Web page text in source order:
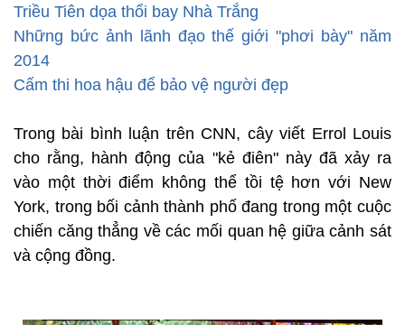
Triều Tiên dọa thổi bay Nhà Trắng
Những bức ảnh lãnh đạo thế giới "phơi bày" năm
2014
Cấm thi hoa hậu để bảo vệ người đẹp
Trong bài bình luận trên CNN, cây viết Errol Louis
cho rằng, hành động của "kẻ điên" này đã xảy ra
vào một thời điểm không thể tồi tệ hơn với New
York, trong bối cảnh thành phố đang trong một cuộc
chiến căng thẳng về các mối quan hệ giữa cảnh sát
và cộng đồng.